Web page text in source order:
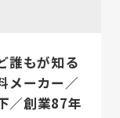
誰もが知る
メーカー／
／創業87年